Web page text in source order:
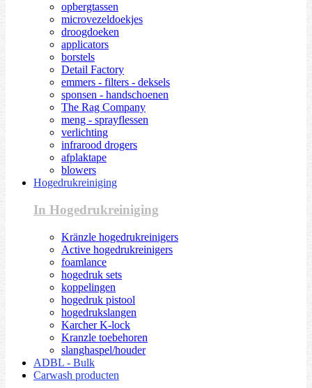
opbergtassen
microvezeldoekjes
droogdoeken
applicators
borstels
Detail Factory
emmers - filters - deksels
sponsen - handschoenen
The Rag Company
meng - sprayflessen
verlichting
infrarood drogers
afplaktape
blowers
Hogedrukreiniging
In Hogedrukreiniging
Kränzle hogedrukreinigers
Active hogedrukreinigers
foamlance
hogedruk sets
koppelingen
hogedruk pistool
hogedrukslangen
Karcher K-lock
Kranzle toebehoren
slanghaspel/houder
ADBL - Bulk
Carwash producten